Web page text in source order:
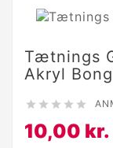
Tætnings
Akryl Bong
    
10,00 kr.